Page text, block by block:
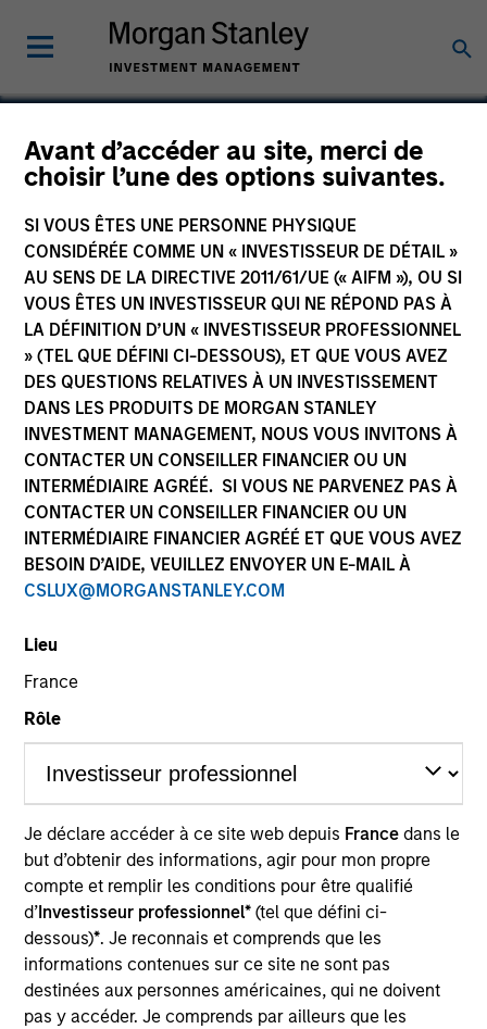
Avant d’accéder au site, merci de
choisir l’une des options suivantes.
SI VOUS ÊTES UNE PERSONNE PHYSIQUE
CONSIDÉRÉE COMME UN « INVESTISSEUR DE DÉTAIL »
AU SENS DE LA DIRECTIVE 2011/61/UE (« AIFM »), OU SI
VOUS ÊTES UN INVESTISSEUR QUI NE RÉPOND PAS À
LA DÉFINITION D’UN « INVESTISSEUR PROFESSIONNEL
» (TEL QUE DÉFINI CI-DESSOUS), ET QUE VOUS AVEZ
DES QUESTIONS RELATIVES À UN INVESTISSEMENT
DANS LES PRODUITS DE MORGAN STANLEY
INVESTMENT MANAGEMENT, NOUS VOUS INVITONS À
CONTACTER UN CONSEILLER FINANCIER OU UN
INTERMÉDIAIRE AGRÉÉ. SI VOUS NE PARVENEZ PAS À
CONTACTER UN CONSEILLER FINANCIER OU UN
INTERMÉDIAIRE FINANCIER AGRÉÉ ET QUE VOUS AVEZ
BESOIN D’AIDE, VEUILLEZ ENVOYER UN E-MAIL À
CSLUX@MORGANSTANLEY.COM
Lieu
France
Rôle
Je déclare accéder à ce site web depuis France dans le
but d’obtenir des informations, agir pour mon propre
compte et remplir les conditions pour être qualifié
d’Investisseur professionnel*(tel que défini ci-
dessous)*. Je reconnais et comprends que les
informations contenues sur ce site ne sont pas
destinées aux personnes américaines, qui ne doivent
pas y accéder. Je comprends par ailleurs que les
AptDeco
Retail
COUNTRY
United States
Invested on
Mar 2022
AptDeco is an online marketplace for second-hand
and resale furniture that features a verified
community of buyers and sellers, pre-arranged pick
up / delivery and a secure payment portal, creating
a hassle-free experience for buyers and sellers.